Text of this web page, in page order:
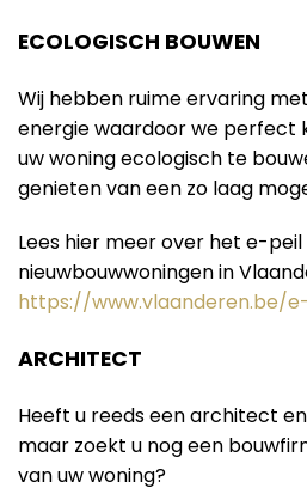
ECOLOGISCH BOUWEN
Wij hebben ruime ervaring
energie waardoor we perfect
uw woning ecologisch te
genieten van een zo laag
Lees hier meer over het e-
nieuwbouwwoningen in
https://www.vlaanderen.be/
ARCHITECT
Heeft u reeds een architect
maar zoekt u nog een
van uw woning?